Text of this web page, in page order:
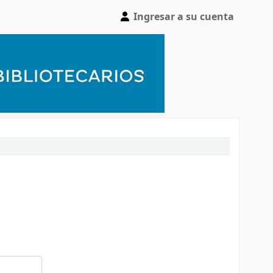
Ingresar a su cuenta